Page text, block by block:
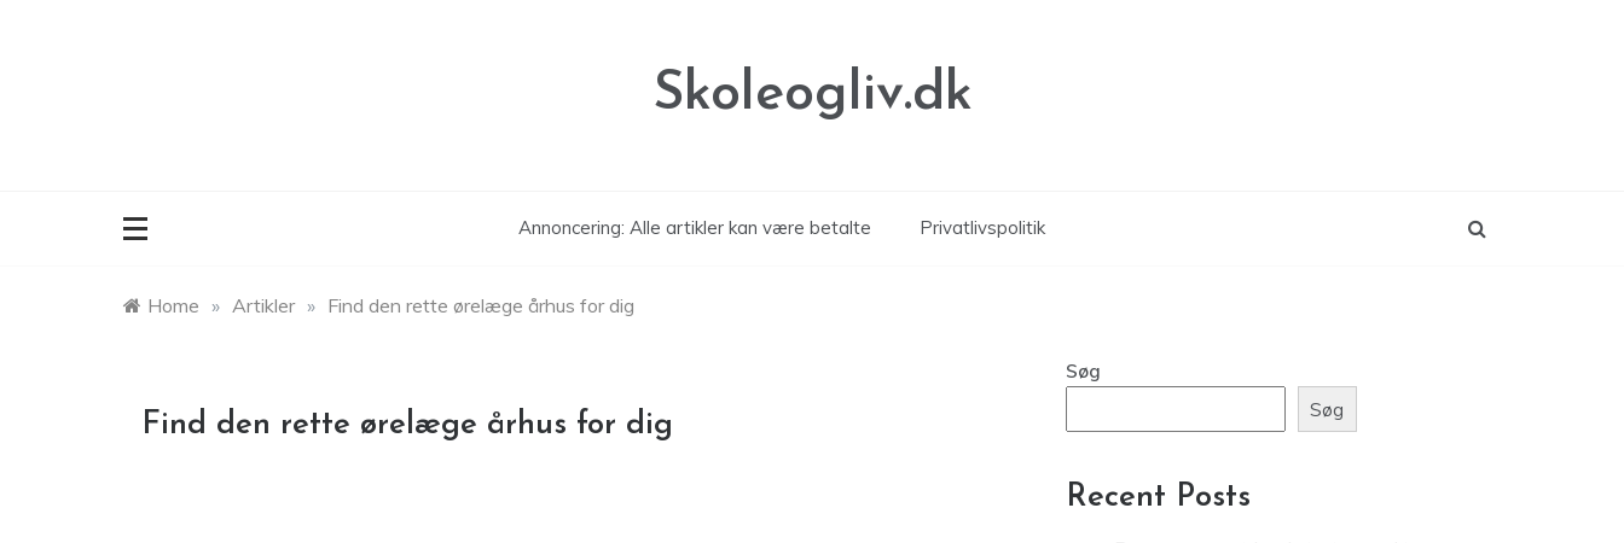
Skoleogliv.dk
Annoncering: Alle artikler kan være betalte Privatlivspolitik
Home » Artikler » Find den rette ørelæge århus for dig
Find den rette ørelæge århus for dig
Søg
Søg
Recent Posts